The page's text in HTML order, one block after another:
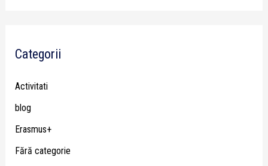
Categorii
Activitati
blog
Erasmus+
Fără categorie